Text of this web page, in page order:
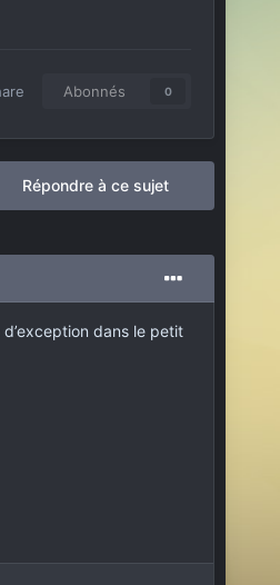
Abonnés 0
Répondre à ce sujet
dans le petit